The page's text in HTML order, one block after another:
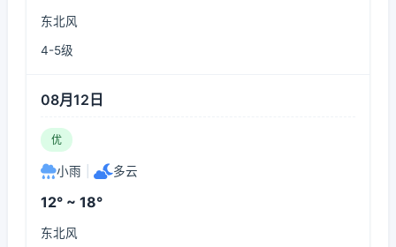
东北风
4-5级
08月12日
优
小雨 多云
12° ~ 18°
东北风